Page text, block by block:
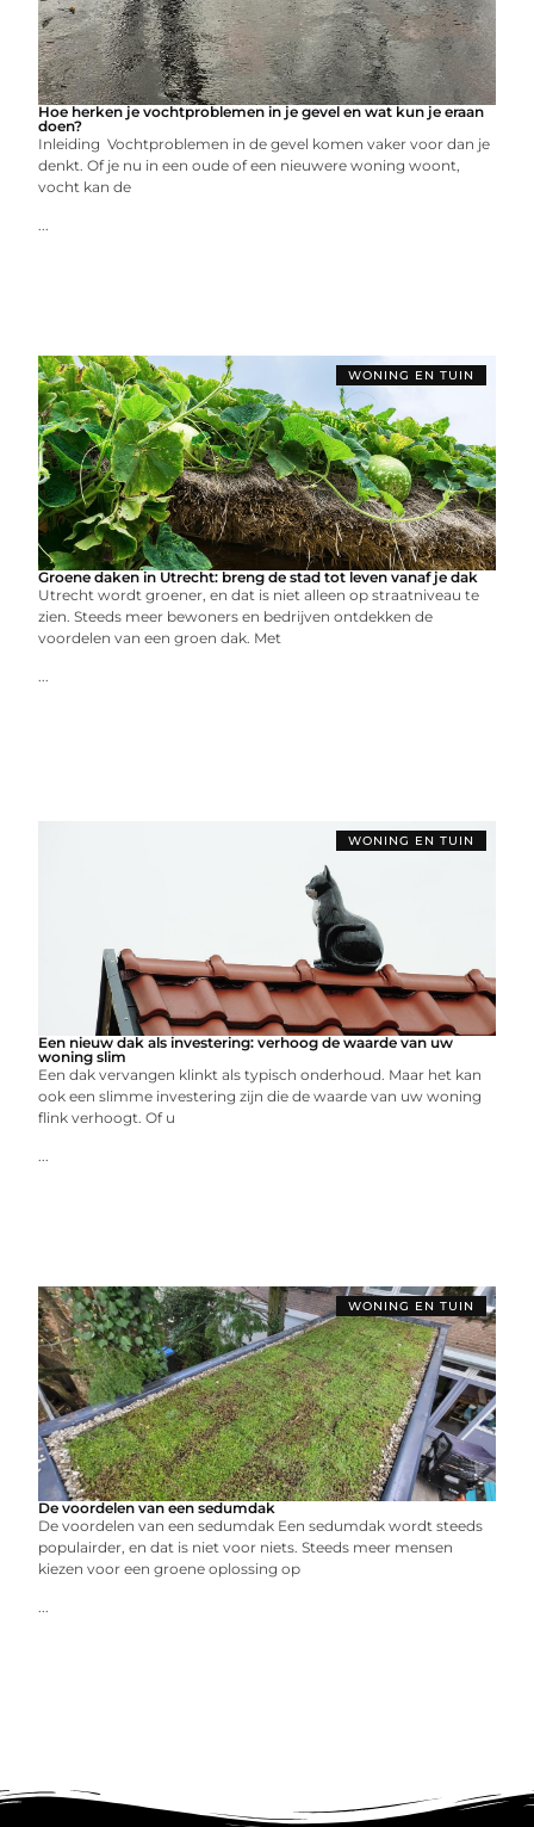
Hoe herken je vochtproblemen in je gevel en wat kun je eraan
doen?
Inleiding Vochtproblemen in de gevel komen vaker voor dan je
denkt. Of je nu in een oude of een nieuwere woning woont,
vocht kan de
...
WONING EN TUIN
Groene daken in Utrecht: breng de stad tot leven vanaf je dak
Utrecht wordt groener, en dat is niet alleen op straatniveau te
zien. Steeds meer bewoners en bedrijven ontdekken de
voordelen van een groen dak. Met
...
WONING EN TUIN
Een nieuw dak als investering: verhoog de waarde van uw
woning slim
Een dak vervangen klinkt als typisch onderhoud. Maar het kan
ook een slimme investering zijn die de waarde van uw woning
flink verhoogt. Of u
...
WONING EN TUIN
De voordelen van een sedumdak
De voordelen van een sedumdak Een sedumdak wordt steeds
populairder, en dat is niet voor niets. Steeds meer mensen
kiezen voor een groene oplossing op
...